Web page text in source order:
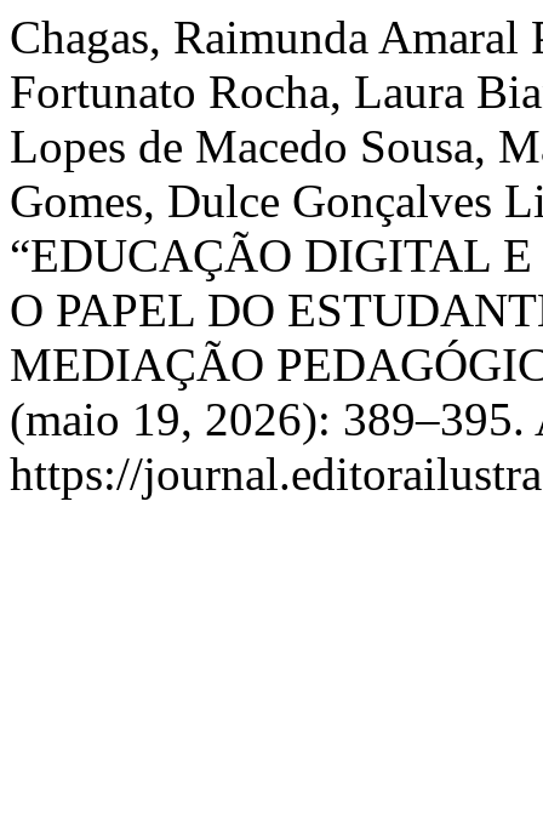
Chagas, Raimunda Amaral
Fortunato Rocha, Laura
Lopes de Macedo Sousa,
Gomes, Dulce Gonçalves
“EDUCAÇÃO DIGITAL E
O PAPEL DO
MEDIAÇÃO
(maio 19, 2026): 389–395.
https://